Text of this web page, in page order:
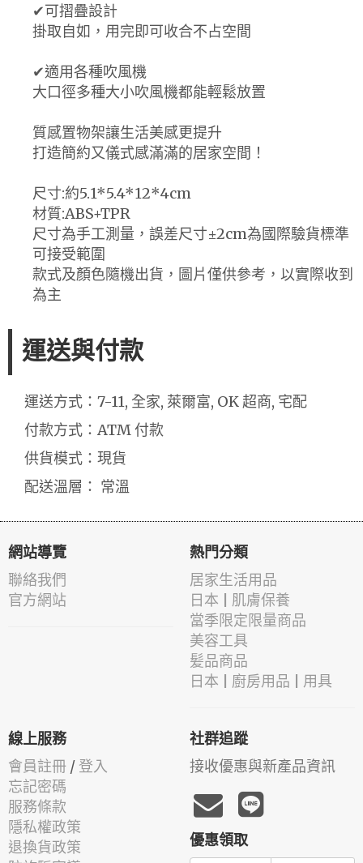
✔可摺疊設計
掛取自如，用完即可收合不占空間
✔適用各種吹風機
大口徑多種大小吹風機都能輕鬆放置
質感置物架讓生活美感更提升
打造簡約又儀式感滿滿的居家空間！
尺寸:約5.1*5.4*12*4cm
材質:ABS+TPR
尺寸為手工測量，誤差尺寸±2cm為國際驗貨標準
可接受範圍
款式及顏色隨機出貨，圖片僅供參考，以實際收到
為主
運送與付款
運送方式：7-11, 全家, 萊爾富, OK 超商, 宅配
付款方式：ATM 付款
供貨模式：現貨
配送溫層： 常溫
網站導覽
聯絡我們
官方網站
熱門分類
居家生活用品
日本 | 肌膚保養
當季限定限量商品
美容工具
髪品商品
日本 | 廚房用品 | 用具
線上服務
會員註冊 / 登入
忘記密碼
服務條款
隱私權政策
退換貨政策
社群追蹤
接收優惠與新產品資訊
優惠領取